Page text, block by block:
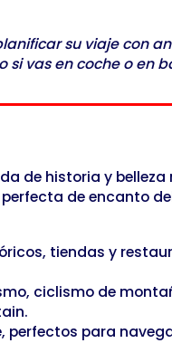
su viaje con
vas en coche o en
de historia y
de encanto
tiendas y
ciclismo de
perfectos para